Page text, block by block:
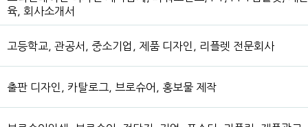
육, 회사소개서
고등학교, 관공서, 중소기업, 제품 디자인, 리플렛 전문회사
출판 디자인, 카탈로그, 브로슈어, 홍보물 제작